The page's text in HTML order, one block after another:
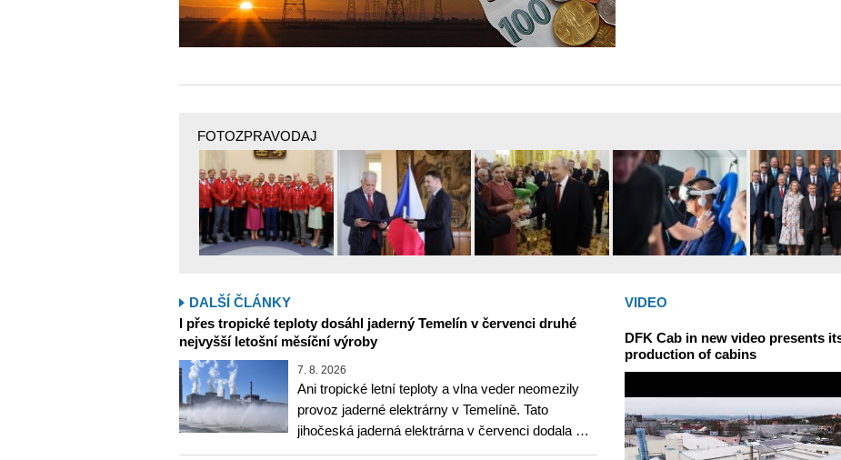
FOTOZPRAVODAJ
DALŠÍ ČLÁNKY
I přes tropické teploty dosáhl jaderný Temelín v červenci druhé
nejvyšší letošní měsíční výroby
7. 8. 2026
Ani tropické letní teploty a vlna veder neomezily
provoz jaderné elektrárny v Temelíně. Tato
jihočeská jaderná elektrárna v červenci dodala …
VIDEO
DFK Cab in new video presents
production of cabins